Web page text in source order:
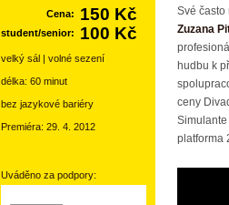
Své
Zuzana
hudbu k
ceny
platforma
Cena: 150 Kč
student/senior: 100 Kč
velký sál | volné sezení
délka: 60 minut
bez jazykové bariéry
Premiéra: 29. 4. 2012
Uváděno za podpory: